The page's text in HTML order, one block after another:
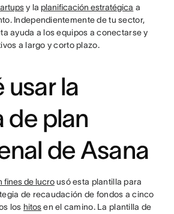
y la planificación estratégica a
Independientemente de tu sector,
ayuda a los equipos a conectarse y
a largo y corto plazo.
usar la
de plan
de Asana
fines de lucrousó esta plantilla para
de recaudación de fondos a cinco
los hitosen el camino. La plantilla de